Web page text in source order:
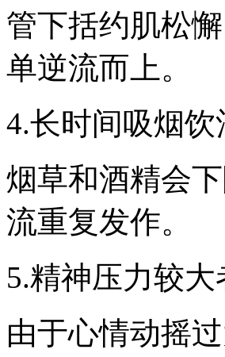
管下括约肌松
单逆流而上。
4.长时间吸烟饮
烟草和酒精会
流重复发作。
5.精神压力较大
由于心情动摇